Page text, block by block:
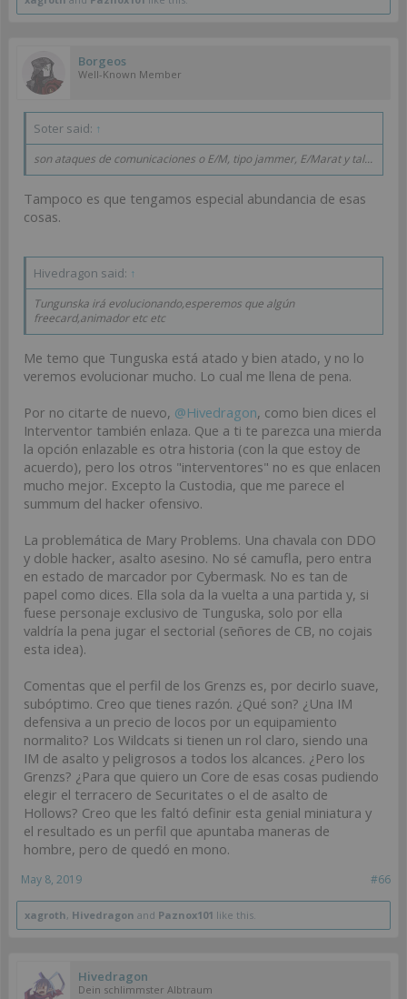
Borgeos
Well-Known Member
Soter said: ↑
son ataques de comunicaciones o E/M, tipo jammer, E/Marat y tal...
Tampoco es que tengamos especial abundancia de esas
cosas.
Hivedragon said: ↑
Tungunska irá evolucionando,esperemos que algún
freecard,animador etc etc
Me temo que Tunguska está atado y bien atado, y no lo
veremos evolucionar mucho. Lo cual me llena de pena.
Por no citarte de nuevo, @Hivedragon, como bien dices el
Interventor también enlaza. Que a ti te parezca una mierda
la opción enlazable es otra historia (con la que estoy de
acuerdo), pero los otros "interventores" no es que enlacen
mucho mejor. Excepto la Custodia, que me parece el
summum del hacker ofensivo.
La problemática de Mary Problems. Una chavala con DDO
y doble hacker, asalto asesino. No sé camufla, pero entra
en estado de marcador por Cybermask. No es tan de
papel como dices. Ella sola da la vuelta a una partida y, si
fuese personaje exclusivo de Tunguska, solo por ella
valdría la pena jugar el sectorial (señores de CB, no cojais
esta idea).
Comentas que el perfil de los Grenzs es, por decirlo suave,
subóptimo. Creo que tienes razón. ¿Qué son? ¿Una IM
defensiva a un precio de locos por un equipamiento
normalito? Los Wildcats si tienen un rol claro, siendo una
IM de asalto y peligrosos a todos los alcances. ¿Pero los
Grenzs? ¿Para que quiero un Core de esas cosas pudiendo
elegir el terracero de Securitates o el de asalto de
Hollows? Creo que les faltó definir esta genial miniatura y
el resultado es un perfil que apuntaba maneras de
hombre, pero de quedó en mono.
#66
May 8, 2019
xagroth, Hivedragon and Paznox101 like this.
Hivedragon
Dein schlimmster Albtraum